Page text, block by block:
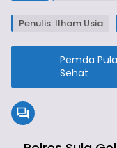
Penulis: Ilham Usia
Pemda
Sehat